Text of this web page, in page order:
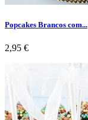
Popcakes Brancos com...
Preço
2,95 €